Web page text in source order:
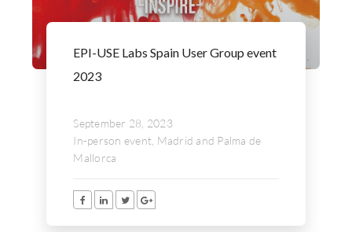
EPI-USE Labs Spain User Group event
2023
September 28, 2023
In-person event, Madrid and Palma de
Mallorca